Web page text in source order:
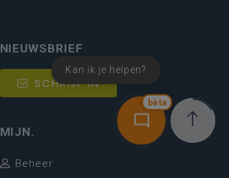
bèta
Kan ik je helpen?
NIEUWSBRIEF
SCHRIJF IN
MIJN.
Beheer